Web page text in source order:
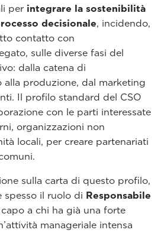
per integrare la sostenibilità
decisionale, incidendo,
contatto con
sulle diverse fasi del
dalla catena di
produzione, dal marketing
Il profilo standard del CSO
con le parti interessate
organizzazioni non
locali, per creare partenariati
sulla carta di questo profilo,
spesso il ruolo di Responsabile
a chi ha già una forte
manageriale intensa